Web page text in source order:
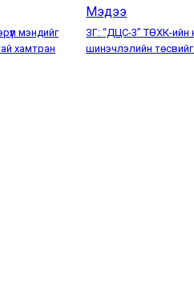
мэндийг
хамтран
Мэдээ
ЗГ: “ДЦС-3” ТӨХК-ийн
шинэчлэлийн